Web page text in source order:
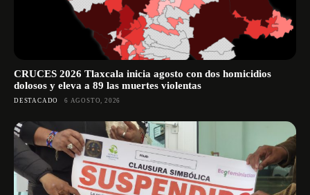
CRUCES 2026 Tlaxcala inicia agosto con dos homicidios
dolosos y eleva a 89 las muertes violentas
DESTACADO 6 AGOSTO, 2026